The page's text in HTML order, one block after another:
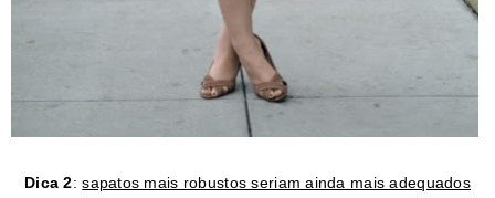
Dica 2:sapatos mais robustos seriam ainda mais adequados